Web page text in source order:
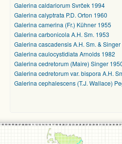
Galerina caldariorum Svrček 1994
Galerina calyptrata P.D. Orton 1960
Galerina camerina (Fr.) Kühner 1955
Galerina carbonicola A.H. Sm. 1953
Galerina cascadensis A.H. Sm. & Singer
Galerina caulocystidiata Arnolds 1982
Galerina cedretorum (Maire) Singer
Galerina cedretorum var. bispora A.H.
Galerina cephalescens (T.J. Wallace)